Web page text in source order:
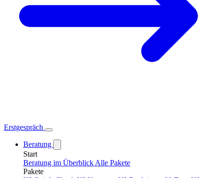
Erstgespräch
Beratung
Start
Beratung im Überblick Alle Pakete
Pakete